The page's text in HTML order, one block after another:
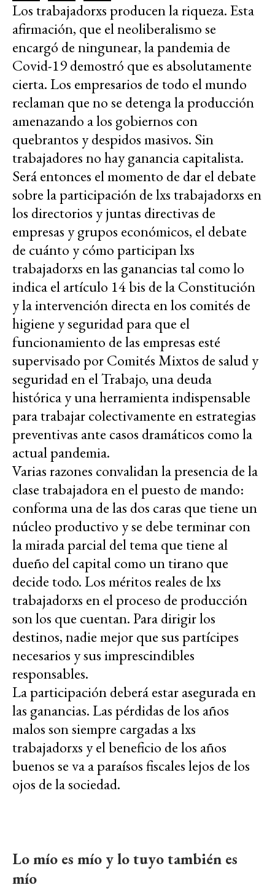
Los trabajadorxs producen la riqueza. Esta
afirmación, que el neoliberalismo se
encargó de ningunear, la pandemia de
Covid-19 demostró que es absolutamente
cierta. Los empresarios de todo el mundo
reclaman que no se detenga la producción
amenazando a los gobiernos con
quebrantos y despidos masivos. Sin
trabajadores no hay ganancia capitalista.
Será entonces el momento de dar el debate
sobre la participación de lxs trabajadorxs en
los directorios y juntas directivas de
empresas y grupos económicos, el debate
de cuánto y cómo participan lxs
trabajadorxs en las ganancias tal como lo
indica el artículo 14 bis de la Constitución
y la intervención directa en los comités de
higiene y seguridad para que el
funcionamiento de las empresas esté
supervisado por Comités Mixtos de salud y
seguridad en el Trabajo, una deuda
histórica y una herramienta indispensable
para trabajar colectivamente en estrategias
preventivas ante casos dramáticos como la
actual pandemia.
Varias razones convalidan la presencia de la
clase trabajadora en el puesto de mando:
conforma una de las dos caras que tiene un
núcleo productivo y se debe terminar con
la mirada parcial del tema que tiene al
dueño del capital como un tirano que
decide todo. Los méritos reales de lxs
trabajadorxs en el proceso de producción
son los que cuentan. Para dirigir los
destinos, nadie mejor que sus partícipes
necesarios y sus imprescindibles
responsables.
La participación deberá estar asegurada en
las ganancias. Las pérdidas de los años
malos son siempre cargadas a lxs
trabajadorxs y el beneficio de los años
buenos se va a paraísos fiscales lejos de los
ojos de la sociedad.
Lo mío es mío y lo tuyo también es
mío